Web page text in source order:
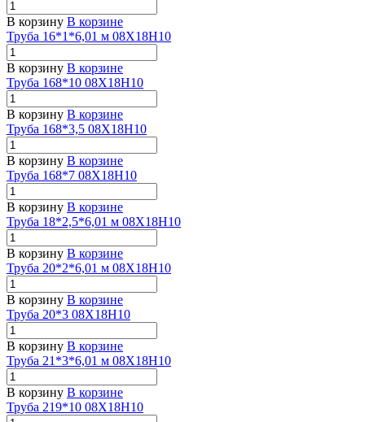
В корзину В корзине
Труба 16*1*6,01 м 08Х18Н10
В корзину В корзине
Труба 168*10 08Х18Н10
В корзину В корзине
Труба 168*3,5 08Х18Н10
В корзину В корзине
Труба 168*7 08Х18Н10
В корзину В корзине
Труба 18*2,5*6,01 м 08Х18Н10
В корзину В корзине
Труба 20*2*6,01 м 08Х18Н10
В корзину В корзине
Труба 20*3 08Х18Н10
В корзину В корзине
Труба 21*3*6,01 м 08Х18Н10
В корзину В корзине
Труба 219*10 08Х18Н10